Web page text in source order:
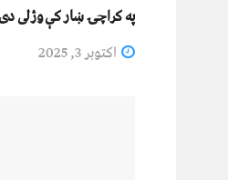
په کراچۍ ښار کې وژلی
اکتوبر 3, 2025